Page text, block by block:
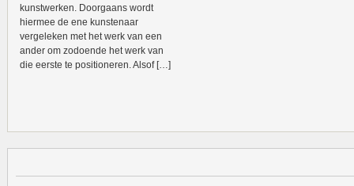
kunstwerken. Doorgaans wordt
hiermee de ene kunstenaar
vergeleken met het werk van een
ander om zodoende het werk van
die eerste te positioneren. Alsof […]